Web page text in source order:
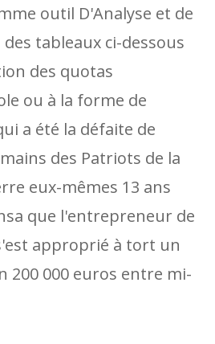
outil D'Analyse et de
tableaux ci-dessous
des quotas
ou à la forme de
a été la défaite de
des Patriots de la
eux-mêmes 13 ans
que l'entrepreneur de
approprié à tort un
200 000 euros entre mi-